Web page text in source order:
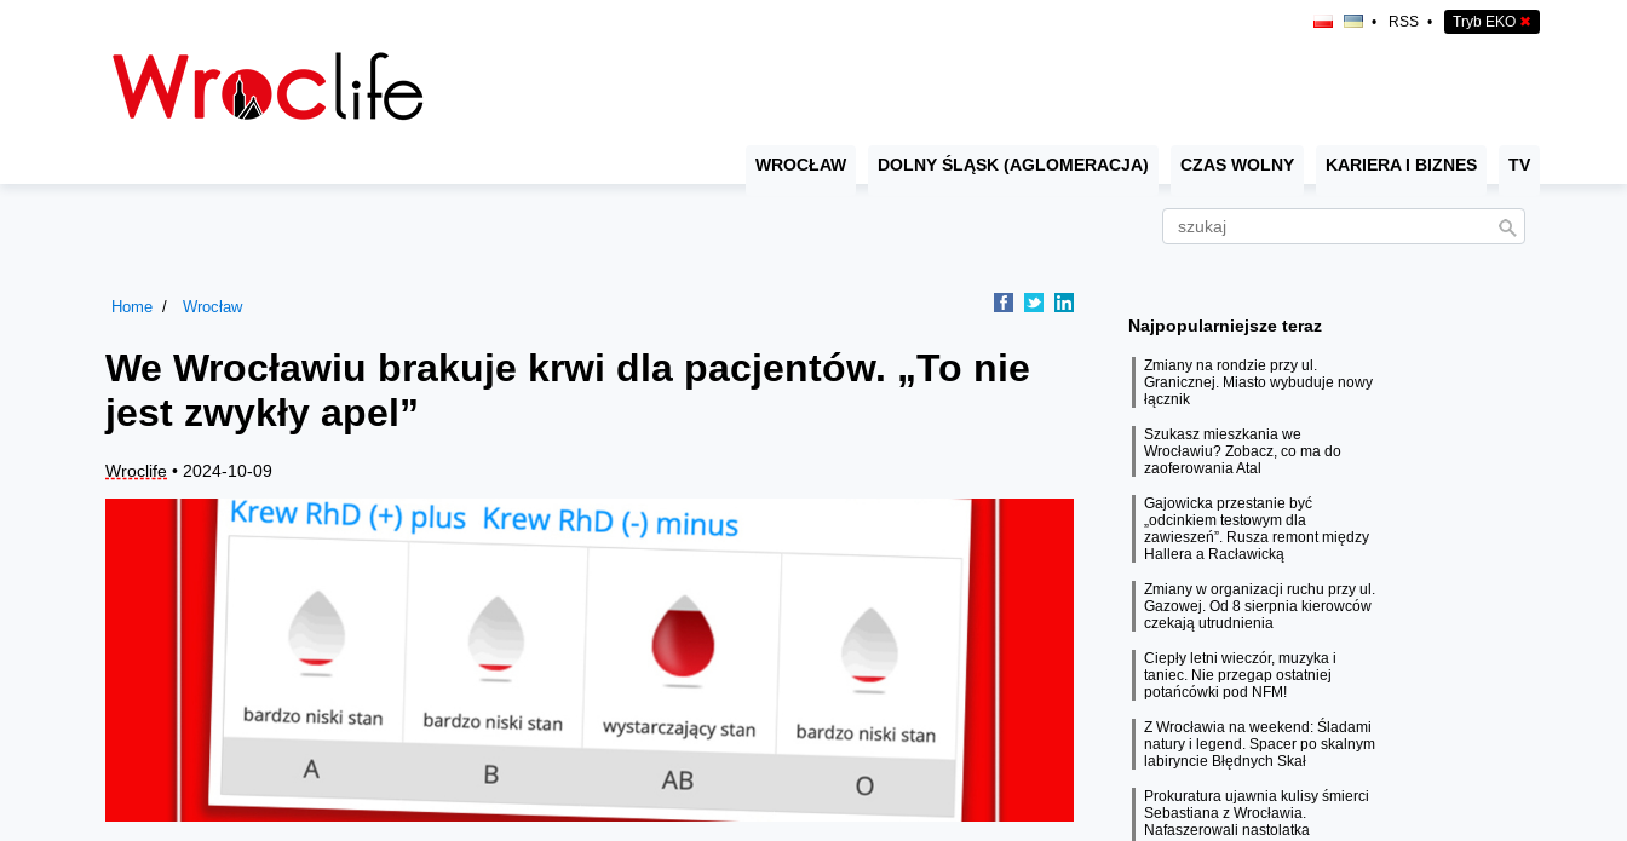
• RSS • Tryb EKO ✖
WROCŁAW DOLNY ŚLĄSK (AGLOMERACJA) CZAS WOLNY KARIERA I BIZNES TV
Home Wrocław
We Wrocławiu brakuje krwi dla pacjentów. „To nie
jest zwykły apel”
Wroclife • 2024-10-09
Najpopularniejsze teraz
Zmiany na rondzie przy ul.
Granicznej. Miasto wybuduje nowy
łącznik
Szukasz mieszkania we
Wrocławiu? Zobacz, co ma do
zaoferowania Atal
Gajowicka przestanie być
„odcinkiem testowym dla
zawieszeń”. Rusza remont między
Hallera a Racławicką
Zmiany w organizacji ruchu przy ul.
Gazowej. Od 8 sierpnia kierowców
czekają utrudnienia
Ciepły letni wieczór, muzyka i
taniec. Nie przegap ostatniej
potańcówki pod NFM!
Z Wrocławia na weekend: Śladami
natury i legend. Spacer po skalnym
labiryncie Błędnych Skał
Prokuratura ujawnia kulisy śmierci
Sebastiana z Wrocławia.
Nafaszerowali nastolatka